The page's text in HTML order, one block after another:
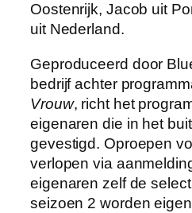
Oostenrijk, Jacob uit
uit Nederland.
Geproduceerd door
bedrijf achter
Vrouw, richt het
eigenaren die in het
gevestigd. Oproepen
verlopen via
eigenaren zelf de
seizoen 2 worden